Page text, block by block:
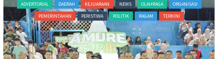
ADVERTORIAL DAERAH KEJUARAAN NEWS OLAHRAGA
ORGANISASI
PEMERINTAHAN
PERISTIWA POLITIK RAGAM TERKINI